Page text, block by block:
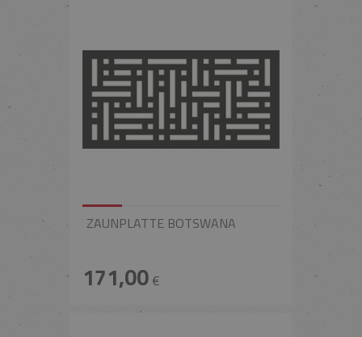
ZAUNPLATTE BOTSWANA
171,00€